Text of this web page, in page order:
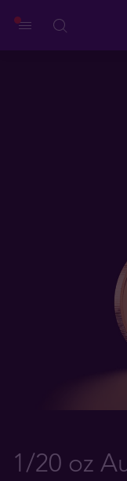
1/20 oz